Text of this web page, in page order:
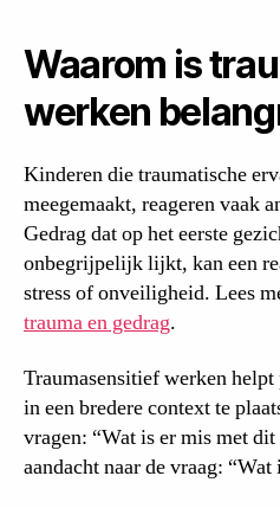
Waarom is
werken
Kinderen die traumatische
meegemaakt, reageren vaak
Gedrag dat op het eerste
onbegrijpelijk lijkt, kan een
stress of onveiligheid. Lees
trauma en gedrag.
Traumasensitief werken
in een bredere context te
vragen: “Wat is er mis met
aandacht naar de vraag: